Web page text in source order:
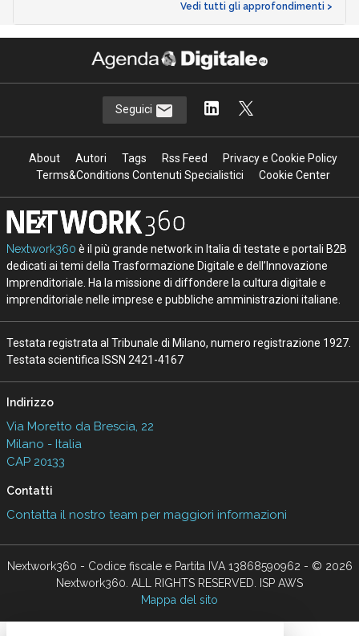
Vedi tutti gli approfondimenti >
Seguici
About Autori Tags Rss Feed
Privacy e Cookie Policy
Terms&Conditions Contenuti Specialistici
Cookie Center
Nextwork360 è il più grande network in Italia di testate e portali B2B
dedicati ai temi della Trasformazione Digitale e dell’Innovazione
Imprenditoriale. Ha la missione di diffondere la cultura digitale e
imprenditoriale nelle imprese e pubbliche amministrazioni italiane.
Testata registrata al Tribunale di Milano, numero registrazione 1927.
Testata scientifica ISSN 2421-4167
Indirizzo
Via Moretto da Brescia, 22
Milano - Italia
CAP 20133
Contatti
Contatta il nostro team per maggiori informazioni
Nextwork360 - Codice fiscale e Partita IVA 13868590962 - © 2026
Nextwork360. ALL RIGHTS RESERVED. ISP AWS
Mappa del sito